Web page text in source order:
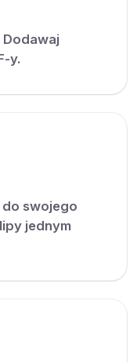
Dodawaj
y.
do swojego
jednym